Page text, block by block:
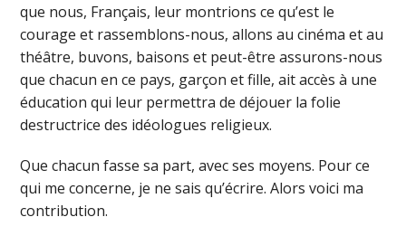
que nous, Français, leur montrions ce qu’est le
courage et rassemblons-nous, allons au cinéma et au
théâtre, buvons, baisons et peut-être assurons-nous
que chacun en ce pays, garçon et fille, ait accès à une
éducation qui leur permettra de déjouer la folie
destructrice des idéologues religieux.
Que chacun fasse sa part, avec ses moyens. Pour ce
qui me concerne, je ne sais qu’écrire. Alors voici ma
contribution.